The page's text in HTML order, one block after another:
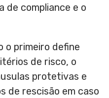
de compliance e o
o primeiro define
de risco, o
protetivas e
de rescisão em caso